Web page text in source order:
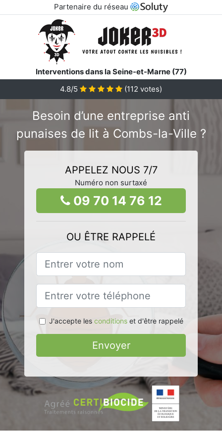
Partenaire du réseau
Interventions dans la Seine-et-Marne (77)
4.8/5
(112 votes)
Besoin d’une entreprise anti
punaises de lit à Combs-la-Ville ?
APPELEZ NOUS 7/7
Numéro non surtaxé
09 70 14 76 12
OU ÊTRE RAPPELÉ
J'accepte les conditionset d'être rappelé
Envoyer